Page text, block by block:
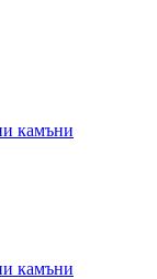
камъни
камъни